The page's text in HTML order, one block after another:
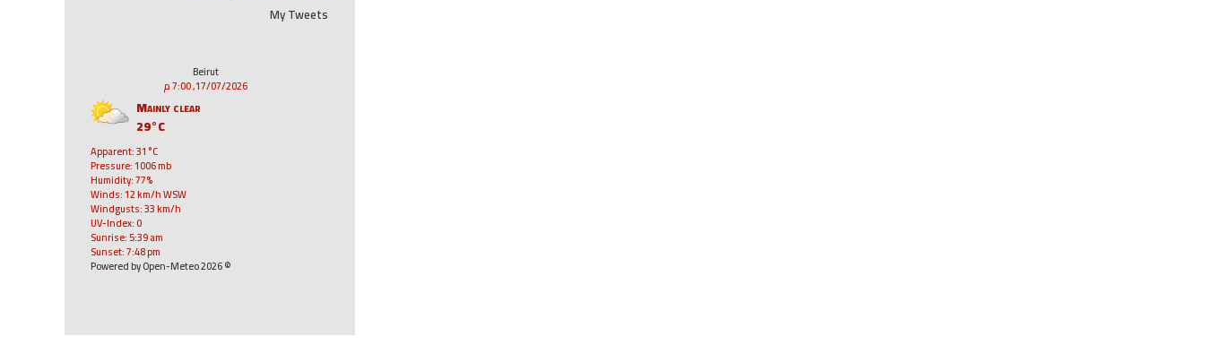
My Tweets
Beirut
17/07/2026, 7:00 م
Mainly clear
29°C
Apparent: 31°C
Pressure: 1006 mb
Humidity: 77%
Winds: 12 km/h WSW
Windgusts: 33 km/h
UV-Index: 0
Sunrise: 5:39 am
Sunset: 7:48 pm
© 2026 Powered by Open-Meteo